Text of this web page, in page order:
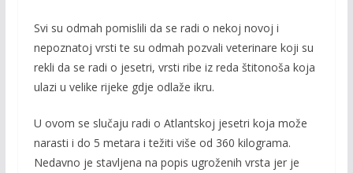
Svi su odmah pomislili da se radi o nekoj novoj i
nepoznatoj vrsti te su odmah pozvali veterinare koji su
rekli da se radi o jesetri, vrsti ribe iz reda štitonoša koja
ulazi u velike rijeke gdje odlaže ikru.
U ovom se slučaju radi o Atlantskoj jesetri koja može
narasti i do 5 metara i težiti više od 360 kilograma.
Nedavno je stavljena na popis ugroženih vrsta jer je